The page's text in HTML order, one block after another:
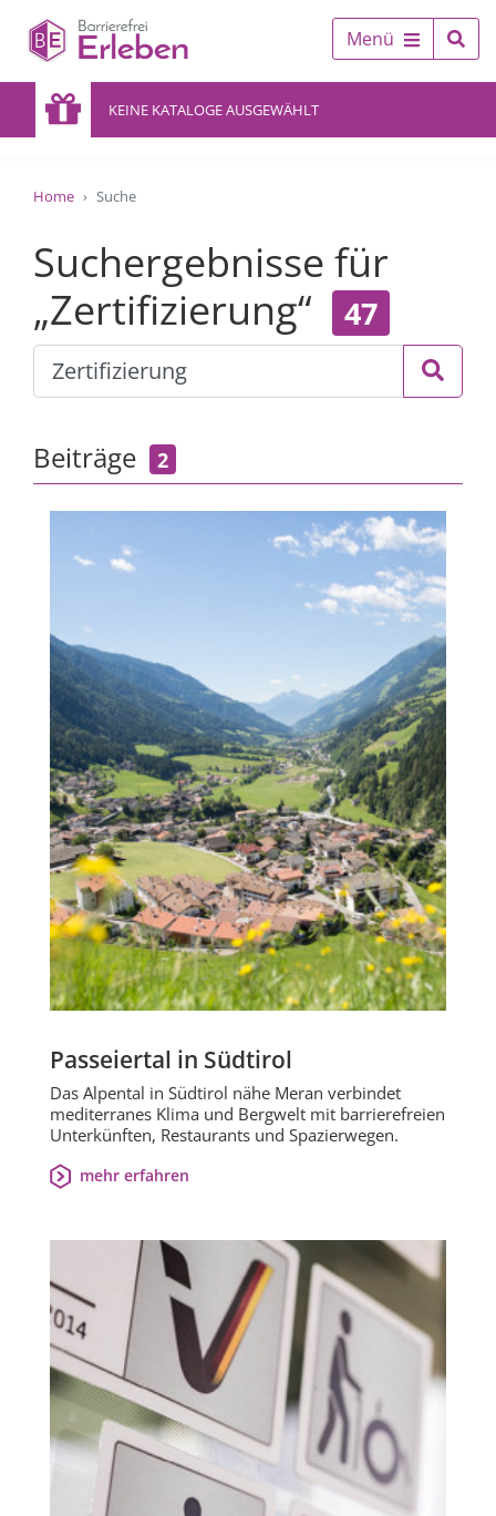
Menü
KEINE KATALOGE AUSGEWÄHLT
Home Suche
Suchergebnisse für
„Zertifizierung“
47
Beiträge 2
Passeiertal in Südtirol
Das Alpental in Südtirol nähe Meran verbindet
mediterranes Klima und Bergwelt mit barrierefreien
Unterkünften, Restaurants und Spazierwegen.
mehr erfahren